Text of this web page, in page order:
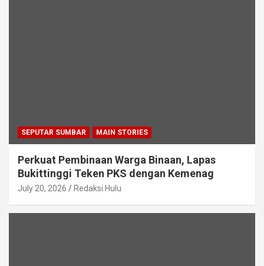
SEPUTAR SUMBAR MAIN STORIES
Perkuat Pembinaan Warga Binaan, Lapas
Bukittinggi Teken PKS dengan Kemenag
July 20, 2026 Redaksi Hulu